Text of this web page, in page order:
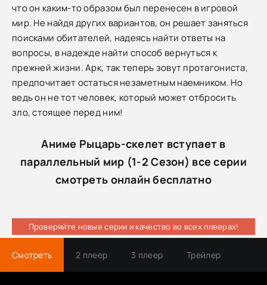
что он каким-то образом был перенесен в игровой
мир. Не найдя других вариантов, он решает заняться
поисками обитателей, надеясь найти ответы на
вопросы, в надежде найти способ вернуться к
прежней жизни. Арк, так теперь зовут протагониста,
предпочитает остаться незаметным наемником. Но
ведь он не тот человек, который может отбросить
зло, стоящее перед ним!
Аниме Рыцарь-скелет вступает в
параллельный мир (1-2 Сезон) все серии
смотреть онлайн бесплатно
Проверяйте новые серии и качество во всех плеерах!
Смотреть 2 плеер 3 плеер Трейлер